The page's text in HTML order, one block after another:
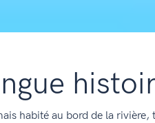
habité au bord de la